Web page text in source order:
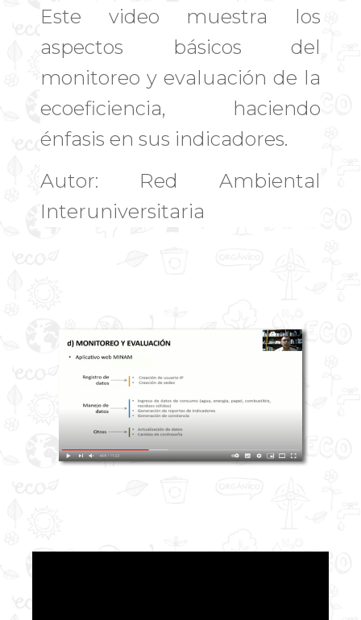
Este video muestra los
aspectos básicos del
monitoreo y evaluación de la
ecoeficiencia, haciendo
énfasis en sus indicadores.
Autor: Red Ambiental
Interuniversitaria